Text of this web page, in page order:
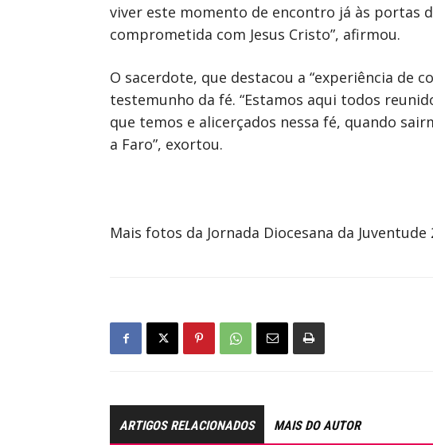
viver este momento de encontro já às portas
comprometida com Jesus Cristo”, afirmou.
O sacerdote, que destacou a “experiência de
testemunho da fé. “Estamos aqui todos
que temos e alicerçados nessa fé, quando
a Faro”, exortou.
Mais fotos da Jornada Diocesana da Juventude
ARTIGOS RELACIONADOS MAIS DO AUTOR